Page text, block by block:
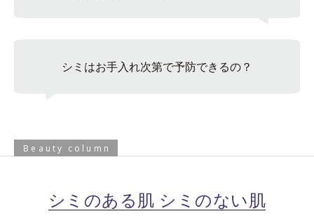
シミはお手入れ次第で予防できるの？
Beauty column
シミのある肌 シミのない肌